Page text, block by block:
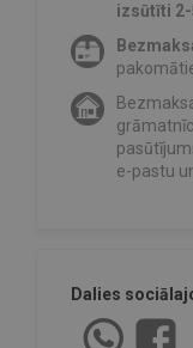
izsūtīti 2-
e-pastu
Dalies